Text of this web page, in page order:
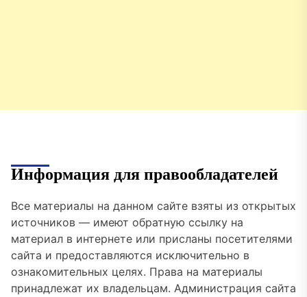
Информация для правообладателей
Все материалы на данном сайте взяты из открытых
источников — имеют обратную ссылку на
материал в интернете или присланы посетителями
сайта и предоставляются исключительно в
ознакомительных целях. Права на материалы
принадлежат их владельцам. Администрация сайта